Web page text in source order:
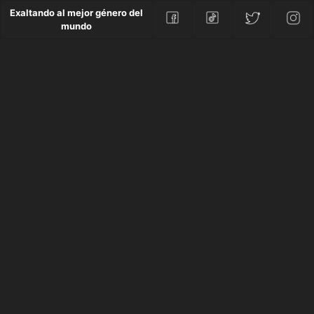
Exaltando al mejor género del
mundo